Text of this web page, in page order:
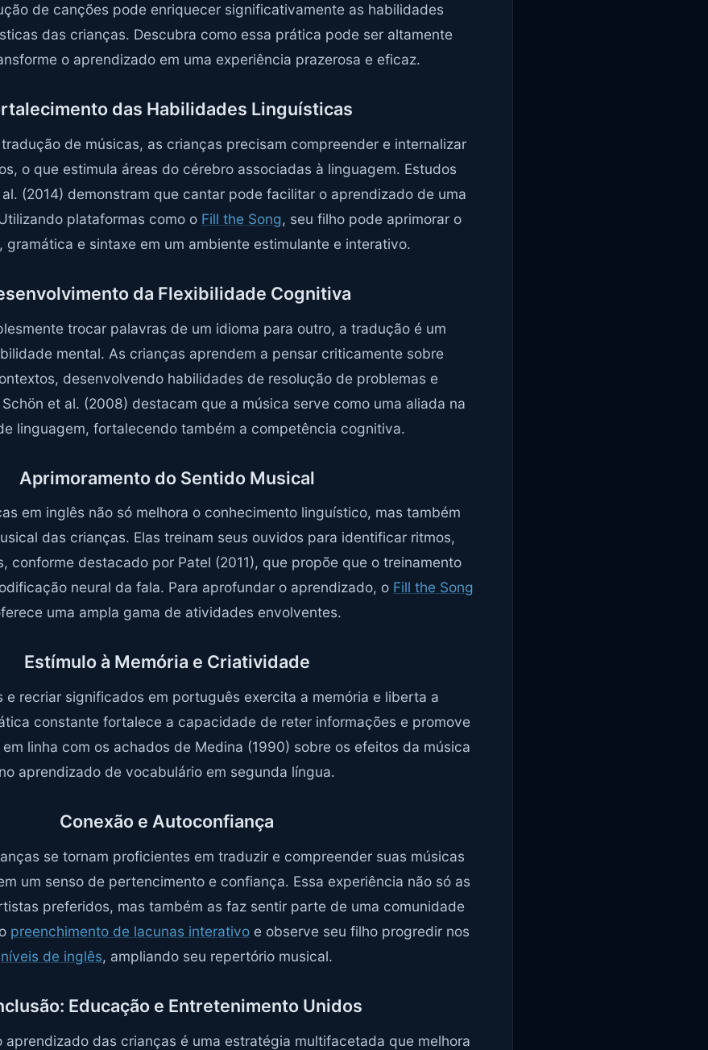
de canções pode enriquecer significativamente as habilidades
das crianças. Descubra como essa prática pode ser altamente
o aprendizado em uma experiência prazerosa e eficaz.
das Habilidades Linguísticas
de músicas, as crianças precisam compreender e internalizar
o que estimula áreas do cérebro associadas à linguagem. Estudos
(2014) demonstram que cantar pode facilitar o aprendizado de uma
plataformas como o Fill the Song, seu filho pode aprimorar o
gramática e sintaxe em um ambiente estimulante e interativo.
da Flexibilidade Cognitiva
trocar palavras de um idioma para outro, a tradução é um
mental. As crianças aprendem a pensar criticamente sobre
desenvolvendo habilidades de resolução de problemas e
et al. (2008) destacam que a música serve como uma aliada na
linguagem, fortalecendo também a competência cognitiva.
Aprimoramento do Sentido Musical
em inglês não só melhora o conhecimento linguístico, mas também
das crianças. Elas treinam seus ouvidos para identificar ritmos,
conforme destacado por Patel (2011), que propõe que o treinamento
neural da fala. Para aprofundar o aprendizado, o Fill the Song
uma ampla gama de atividades envolventes.
Estímulo à Memória e Criatividade
e recriar significados em português exercita a memória e liberta a
constante fortalece a capacidade de reter informações e promove
linha com os achados de Medina (1990) sobre os efeitos da música
no aprendizado de vocabulário em segunda língua.
Conexão e Autoconfiança
se tornam proficientes em traduzir e compreender suas músicas
um senso de pertencimento e confiança. Essa experiência não só as
preferidos, mas também as faz sentir parte de uma comunidade
preenchimento de lacunas interativoe observe seu filho progredir nos
níveis de inglês, ampliando seu repertório musical.
Educação e Entretenimento Unidos
aprendizado das crianças é uma estratégia multifacetada que melhora